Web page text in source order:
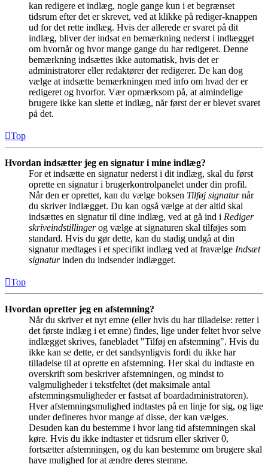
kan redigere et indlæg, nogle gange kun i et begrænset
tidsrum efter det er skrevet, ved at klikke på rediger-knappen
ud for det rette indlæg. Hvis der allerede er svaret på dit
indlæg, bliver der indsat en bemærkning nederst i indlægget
om hvornår og hvor mange gange du har redigeret. Denne
bemærkning indsættes ikke automatisk, hvis det er
administratorer eller redaktører der redigerer. De kan dog
vælge at indsætte bemærkningen med info om hvad der er
redigeret og hvorfor. Vær opmærksom på, at almindelige
brugere ikke kan slette et indlæg, når først der er blevet svaret
på det.
Top
Hvordan indsætter jeg en signatur i mine indlæg?
For et indsætte en signatur nederst i dit indlæg, skal du først
oprette en signatur i brugerkontrolpanelet under din profil.
Når den er oprettet, kan du vælge boksen Tilføj signaturnår
du skriver indlægget. Du kan også vælge at der altid skal
indsættes en signatur til dine indlæg, ved at gå ind i Rediger
skriveindstillingerog vælge at signaturen skal tilføjes som
standard. Hvis du gør dette, kan du stadig undgå at din
signatur medtages i et specifikt indlæg ved at fravælge Indsæt
signaturinden du indsender indlægget.
Top
Hvordan opretter jeg en afstemning?
Når du skriver et nyt emne (eller hvis du har tilladelse: retter i
det første indlæg i et emne) findes, lige under feltet hvor selve
indlægget skrives, fanebladet "Tilføj en afstemning". Hvis du
ikke kan se dette, er det sandsynligvis fordi du ikke har
tilladelse til at oprette en afstemning. Her skal du indtaste en
overskrift som beskriver afstemningen, og mindst to
valgmuligheder i tekstfeltet (det maksimale antal
afstemningsmuligheder er fastsat af boardadministratoren).
Hver afstemningsmulighed indtastes på en linje for sig, og lige
under defineres hvor mange af disse, der kan vælges.
Desuden kan du bestemme i hvor lang tid afstemningen skal
køre. Hvis du ikke indtaster et tidsrum eller skriver 0,
fortsætter afstemningen, og du kan bestemme om brugere skal
have mulighed for at ændre deres stemme.